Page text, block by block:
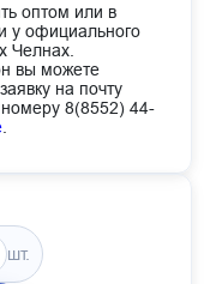
оптом или в
у официального
Челнах.
вы можете
на почту
номеру 8(8552) 44-
шт.